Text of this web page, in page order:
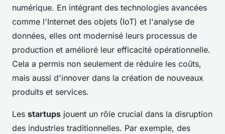
numérique. En intégrant des technologies avancées
comme l'Internet des objets (IoT) et l'analyse de
données, elles ont modernisé leurs processus de
production et amélioré leur efficacité opérationnelle.
Cela a permis non seulement de réduire les coûts,
mais aussi d'innover dans la création de nouveaux
produits et services.
Les startups jouent un rôle crucial dans la disruption
des industries traditionnelles. Par exemple, des